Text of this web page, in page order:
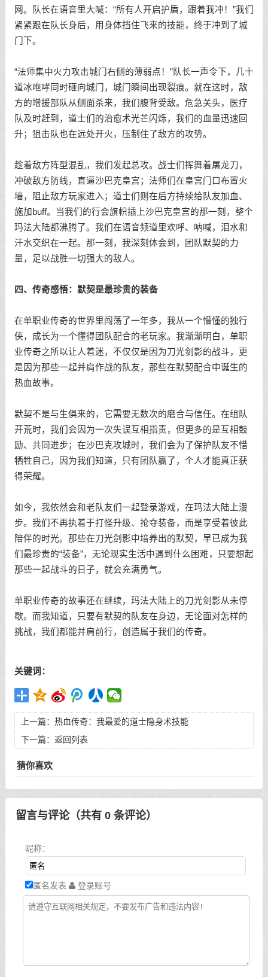
网。队长在语音里大喊：“所有人开启护盾，跟着我冲！”我们
紧紧跟在队长身后，用身体挡住飞来的技能，终于冲到了城
门下。
“法师集中火力攻击城门右侧的薄弱点！”队长一声令下，几十
道冰咆哮同时砸向城门，城门瞬间出现裂痕。就在这时，敌
方的增援部队从侧面杀来，我们腹背受敌。危急关头，医疗
队及时赶到，道士们的治愈术光芒闪烁，我们的血量迅速回
升；狙击队也在远处开火，压制住了敌方的攻势。
趁着敌方阵型混乱，我们发起总攻。战士们挥舞着屠龙刀，
冲破敌方防线，直逼沙巴克皇宫；法师们在皇宫门口布置火
墙，阻止敌方玩家进入；道士们则在后方持续给队友加血、
施加buff。当我们的行会旗帜插上沙巴克皇宫的那一刻，整个
玛法大陆都沸腾了。我们在语音频道里欢呼、呐喊，泪水和
汗水交织在一起。那一刻，我深刻体会到，团队默契的力
量，足以战胜一切强大的敌人。
四、传奇感悟：默契是最珍贵的装备
在单职业传奇的世界里闯荡了一年多，我从一个懵懂的独行
侠，成长为一个懂得团队配合的老玩家。我渐渐明白，单职
业传奇之所以让人着迷，不仅仅是因为刀光剑影的战斗，更
是因为那些一起并肩作战的队友，那些在默契配合中诞生的
热血故事。
默契不是与生俱来的，它需要无数次的磨合与信任。在组队
开荒时，我们会因为一次失误互相指责，但更多的是互相鼓
励、共同进步；在沙巴克攻城时，我们会为了保护队友不惜
牺牲自己，因为我们知道，只有团队赢了，个人才能真正获
得荣耀。
如今，我依然会和老队友们一起登录游戏，在玛法大陆上漫
步。我们不再执着于打怪升级、抢夺装备，而是享受着彼此
陪伴的时光。那些在刀光剑影中培养出的默契，早已成为我
们最珍贵的“装备”，无论现实生活中遇到什么困难，只要想起
那些一起战斗的日子，就会充满勇气。
单职业传奇的故事还在继续，玛法大陆上的刀光剑影从未停
歇。而我知道，只要有默契的队友在身边，无论面对怎样的
挑战，我们都能并肩前行，创造属于我们的传奇。
关键词：
上一篇： 热血传奇：我最爱的道士隐身术技能
下一篇： 返回列表
猜你喜欢
留言与评论（共有 0条评论）
昵称：
匿名发表 登录账号